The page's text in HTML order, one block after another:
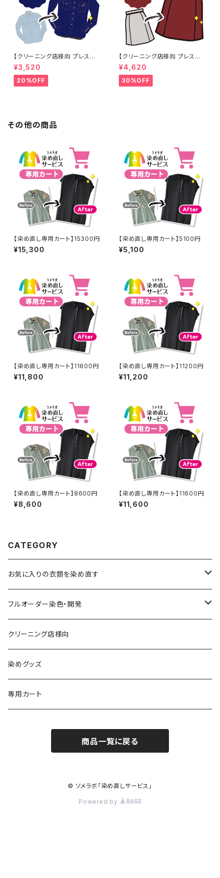
【クリーニング店様向 プレス加
工なし】綿100% 濃紺染め シャ
ツ 【元色：紺(Navy) - 色あせあ
り】 -染め直し[ネイビー - Nav
y]403-0116
¥3,520
20%OFF
【クリーニング店様向 プレス加
工なし】綿100% エンジ染め ス
カート 【元色：白 - 汚れあり】 -
染め直し[臙脂 - ワインレッド -
くすんだ深みのある赤]403-01
¥4,620
30%OFF
その他の商品
【染め直し専用カート】15300円
¥15,300
【染め直し専用カート】5100円
¥5,100
【染め直し専用カート】11800円
¥11,800
【染め直し専用カート】11200円
¥11,200
【染め直し専用カート】8600円
¥8,600
【染め直し専用カート】11600円
¥11,600
CATEGORY
お気に入りの衣類を染め直す
綿系 100%
黒染め/Black
紺染め/Navy
綿90%以上+合成繊維
黒染め/Black
紺染め/Navy
綿素材+合成繊維10%以上
黒染め/Black
その他
濃紺染め/Navy
フルオーダー染色・開発
カラーマッチング
特殊染色
クリーニング店様向
染めグッズ
専用カート
商品一覧に戻る
© ソメラボ「染め直しサービス」
Powered by